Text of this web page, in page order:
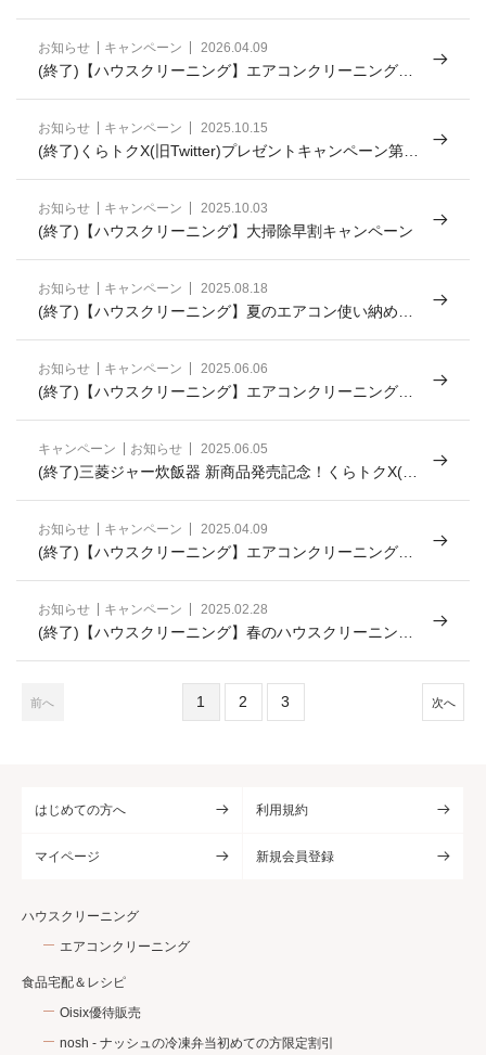
お知らせ キャンペーン 2026.04.09
(終了)【ハウスクリーニング】エアコンクリーニング早
お知らせ キャンペーン 2025.10.15
(終了)くらトクX(旧Twitter)プレゼントキャンペーン第6
お知らせ キャンペーン 2025.10.03
(終了)【ハウスクリーニング】大掃除早割キャンペーン
お知らせ キャンペーン 2025.08.18
(終了)【ハウスクリーニング】夏のエアコン使い納めキ
お知らせ キャンペーン 2025.06.06
(終了)【ハウスクリーニング】エアコンクリーニングセ
キャンペーン お知らせ 2025.06.05
(終了)三菱ジャー炊飯器 新商品発売記念！くらトクX(旧T
お知らせ キャンペーン 2025.04.09
(終了)【ハウスクリーニング】エアコンクリーニング早
お知らせ キャンペーン 2025.02.28
(終了)【ハウスクリーニング】春のハウスクリーニング
前へ 1 2 3 次へ
はじめての方へ 利用規約
マイページ 新規会員登録
ハウスクリーニング
エアコンクリーニング
食品宅配＆レシピ
Oisix優待販売
nosh - ナッシュの冷凍弁当初めての方限定割引